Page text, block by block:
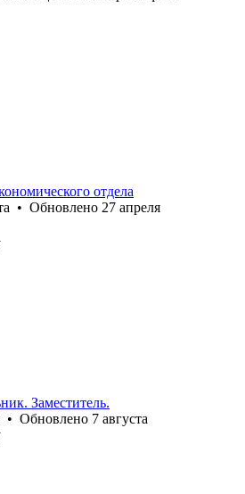
отдела
• Обновлено 27 апреля
Заместитель.
• Обновлено 7 августа